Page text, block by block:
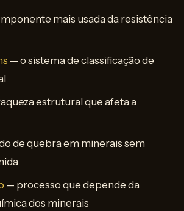
mais usada da resistência
— o sistema de classificação de
estrutural que afeta a
de quebra em minerais sem
— processo que depende da
dos minerais